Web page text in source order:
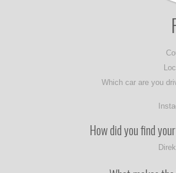
Which car are you
How did you find